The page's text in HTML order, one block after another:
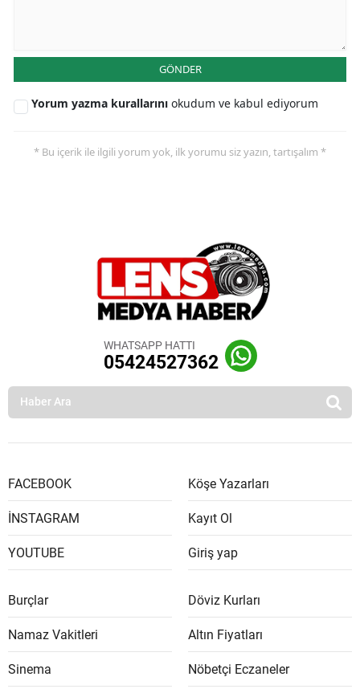
GÖNDER
Yorum yazma kurallarını okudum ve kabul ediyorum
* Bu içerik ile ilgili yorum yok, ilk yorumu siz yazın, tartışalım *
WHATSAPP HATTI
05424527362
FACEBOOK
İNSTAGRAM
YOUTUBE
Köşe Yazarları
Kayıt Ol
Giriş yap
Burçlar
Namaz Vakitleri
Sinema
Döviz Kurları
Altın Fiyatları
Nöbetçi Eczaneler